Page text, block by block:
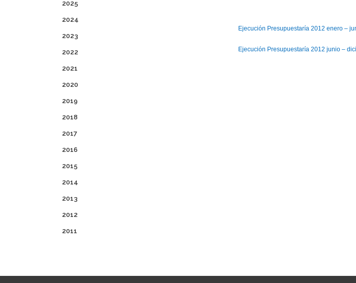
2025
2024
2023
2022
2021
2020
2019
2018
2017
2016
2015
2014
2013
2012
2011
Ejecución Presupuestaría 2012 enero –
Ejecución Presupuestaría 2012 junio –